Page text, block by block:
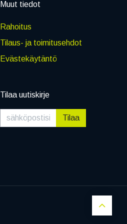
Muut tiedot
Rahoitus
Tilaus- ja toimitusehdot
Evästekäytäntö
Tilaa uutiskirje
Tilaa